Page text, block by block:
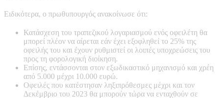
Ειδικότερα, ο πρωθυπουργός ανακοίνωσε ότι:
Κατάσχεση του τραπεζικού λογαριασμού ενός οφειλέτη θα
μπορεί πλέον να αίρεται εάν έχει εξοφληθεί το 25% της
οφειλής του και έχουν ρυθμιστεί οι λοιπές υποχρεώσεις του
προς τη φορολογική διοίκηση.
Επίσης, εντάσσονται στον εξωδικαστικό μηχανισμό και χρέη
από 5.000 μέχρι 10.000 ευρώ.
Οφειλές που κατέστησαν ληξιπρόθεσμες μέχρι και τον
Δεκέμβριο του 2023 θα μπορούν τώρα να ενταχθούν σε